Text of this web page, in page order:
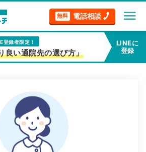
無料 電話相談 menu
登録者限定！
良い通院先の選び方」
LINEに
登録